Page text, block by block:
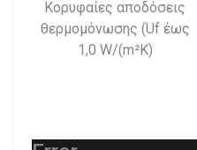
Κορυφαίες αποδόσεις
θερμομόνωσης (Uf έως
1,0 W/(m²K)